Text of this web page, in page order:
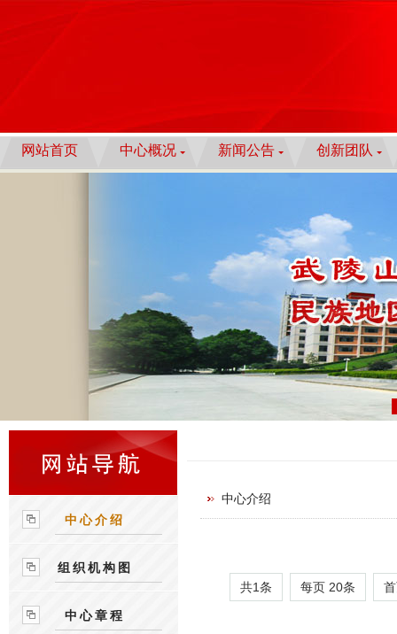
网站首页 中心概况 新闻公告 创新团队
中心介绍
组织机构图
中心章程
中心介绍
共1条 每页 20条